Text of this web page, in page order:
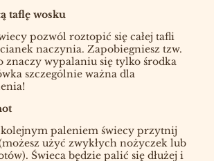
taflę wosku
pozwól roztopić się całej tafli
naczynia. Zapobiegniesz tzw.
znaczy wypalaniu się tylko środka
szczególnie ważna dla
paleniem świecy przytnij
użyć zwykłych nożyczek lub
Świeca będzie palić się dłużej i